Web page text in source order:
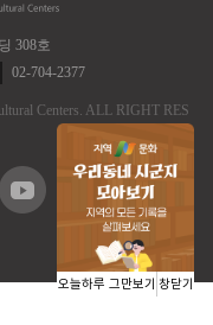
308호
02-704-2377
Centers. ALL RIGHT RES
오늘하루 그만보기 창닫기